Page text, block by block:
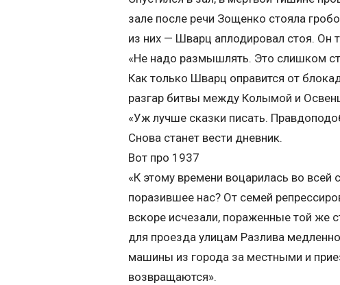
зале после речи Зощенко стояла
из них — Шварц аплодировал стоя. Он
«Не надо размышлять. Это слишком
Как только Шварц оправится от
разгар битвы между Колымой и
«Уж лучше сказки писать.
Снова станет вести дневник.
Вот про 1937
«К этому времени воцарилась во всей
поразившее нас? От семей
вскоре исчезали, пораженные той
для проезда улицам Разлива
машины из города за местными и
возвращаются».